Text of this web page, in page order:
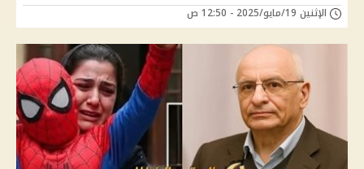
الإثنين 19/مايو/2025 - 12:50 ص